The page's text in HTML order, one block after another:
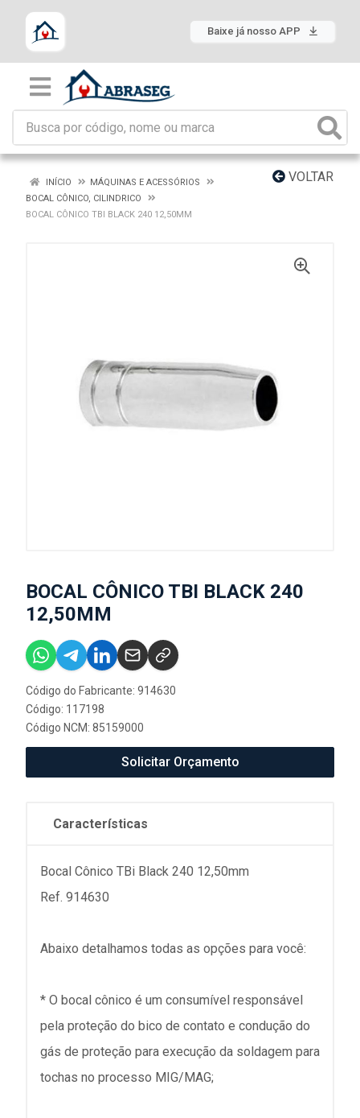
Baixe já nosso APP
VOLTAR
INÍCIO
MÁQUINAS E ACESSÓRIOS
BOCAL CÔNICO, CILINDRICO
BOCAL CÔNICO TBI BLACK 240 12,50MM
BOCAL CÔNICO TBI BLACK 240
12,50MM
Código do Fabricante: 914630
Código: 117198
Código NCM: 85159000
Solicitar Orçamento
Características
Bocal Cônico TBi Black 240 12,50mm
Ref. 914630
Abaixo detalhamos todas as opções para você:
* O bocal cônico é um consumível responsável
pela proteção do bico de contato e condução do
gás de proteção para execução da soldagem para
tochas no processo MIG/MAG;